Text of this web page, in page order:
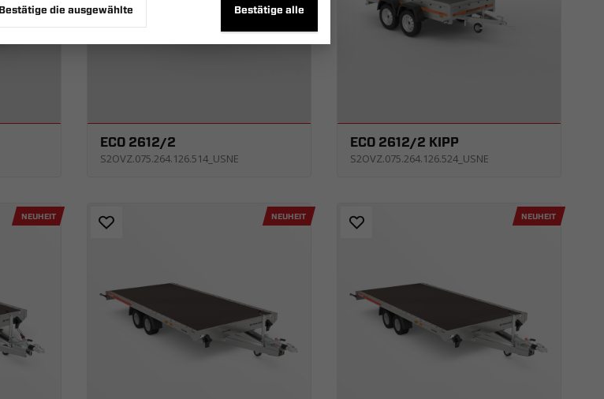
ECO 2612/2
S2OVZ.075.264.126.514_USNE
ECO 2612/2 KIPP
S2OVZ.075.264.126.524_USNE
NEUHEIT NEUHEIT NEUHEIT
Bestätige die ausgewählte Bestätige alle